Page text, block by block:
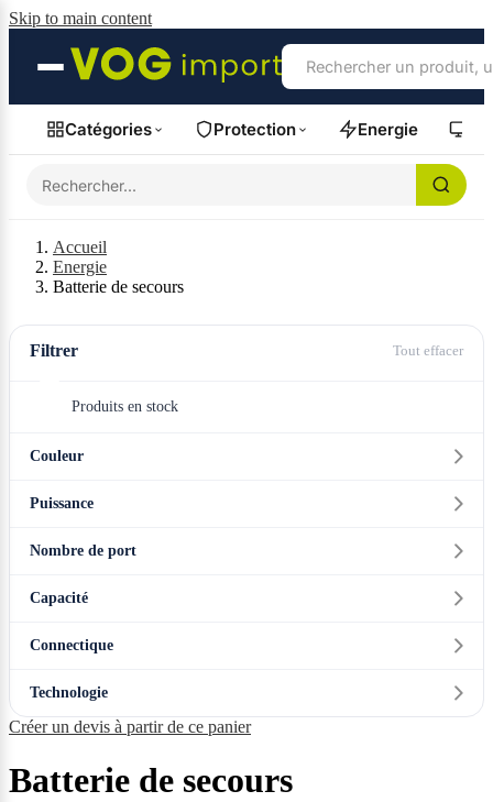
Skip to main content
Catégories Protection Energie
Accueil
Energie
Batterie de secours
Filtrer Tout effacer
Produits en stock
Couleur
Puissance
Nombre de port
Capacité
Connectique
Technologie
Créer un devis à partir de ce panier
Batterie de secours